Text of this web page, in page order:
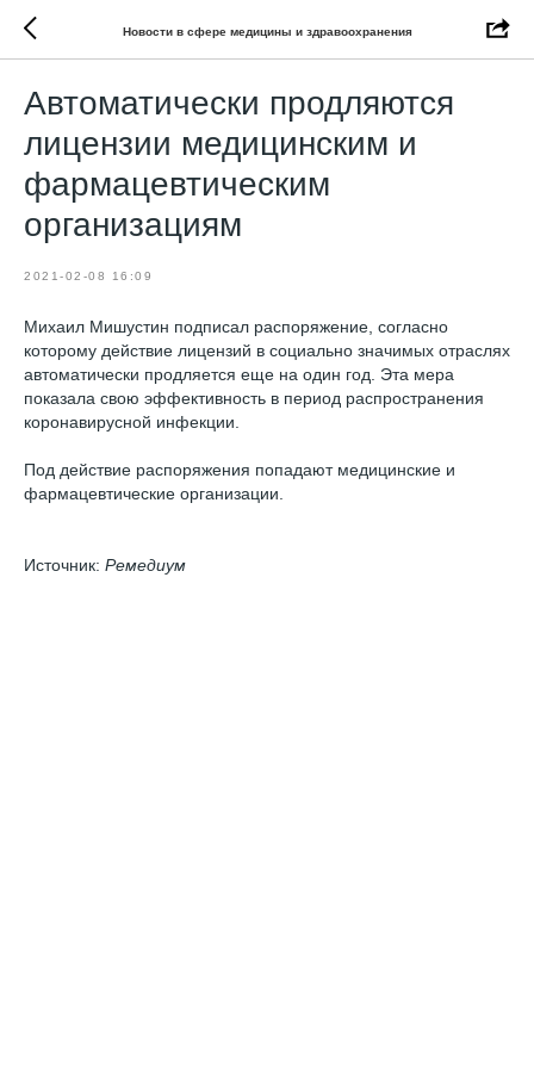
Новости в сфере медицины и здравоохранения
Автоматически продляются
лицензии медицинским и
фармацевтическим
организациям
2021-02-08 16:09
Михаил Мишустин подписал распоряжение, согласно
которому действие лицензий в социально значимых отраслях
автоматически продляется еще на один год. Эта мера
показала свою эффективность в период распространения
коронавирусной инфекции.
Под действие распоряжения попадают медицинские и
фармацевтические организации.
Источник: Ремедиум